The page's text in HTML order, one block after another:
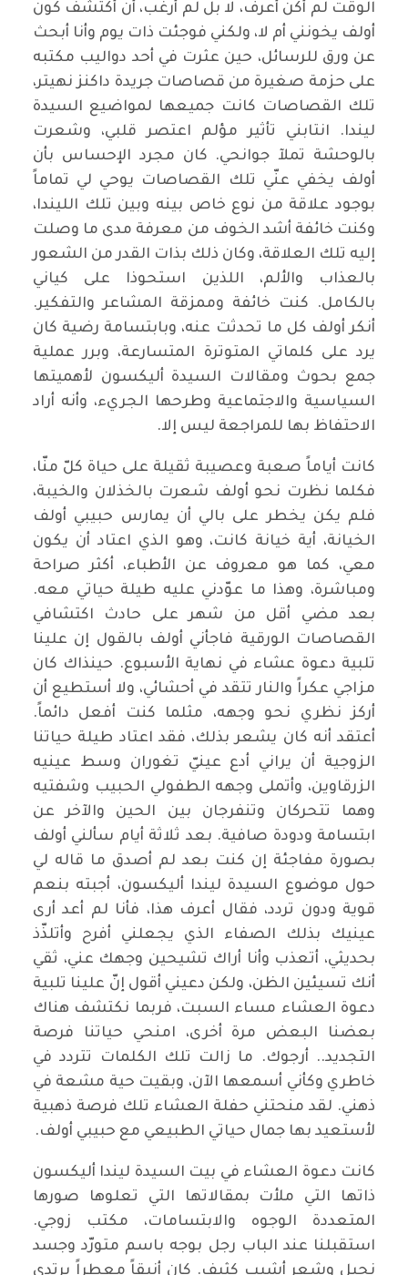
الوقت لم أكن أعرف، لا بل لم أرغب، أن أكتشف كون
أولف يخونني أم لا، ولكني فوجئت ذات يوم وأنا أبحث
عن ورق للرسائل، حين عثرت في أحد دواليب مكتبه
على حزمة صغيرة من قصاصات جريدة داكنز نهيتر،
تلك القصاصات كانت جميعها لمواضيع السيدة
ليندا. انتابني تأثير مؤلم اعتصر قلبي، وشعرت
بالوحشة تملآ جوانحي. كان مجرد الإحساس بأن
أولف يخفي عنّي تلك القصاصات يوحي لي تماماً
بوجود علاقة من نوع خاص بينه وبين تلك الليندا،
وكنت خائفة أشد الخوف من معرفة مدى ما وصلت
إليه تلك العلاقة، وكان ذلك بذات القدر من الشعور
بالعذاب والألم، اللذين استحوذا على كياني
بالكامل. كنت خائفة وممزقة المشاعر والتفكير.
أنكر أولف كل ما تحدثت عنه، وبابتسامة رضية كان
يرد على كلماتي المتوترة المتسارعة، وبرر عملية
جمع بحوث ومقالات السيدة أليكسون لأهميتها
السياسية والاجتماعية وطرحها الجريء، وأنه أراد
الاحتفاظ بها للمراجعة ليس إلا.
كانت أياماً صعبة وعصيبة ثقيلة على حياة كلّ منّا،
فكلما نظرت نحو أولف شعرت بالخذلان والخيبة،
فلم يكن يخطر على بالي أن يمارس حبيبي أولف
الخيانة، أية خيانة كانت، وهو الذي اعتاد أن يكون
معي، كما هو معروف عن الأطباء، أكثر صراحة
ومباشرة، وهذا ما عوّدني عليه طيلة حياتي معه.
بعد مضي أقل من شهر على حادث اكتشافي
القصاصات الورقية فاجأني أولف بالقول إن علينا
تلبية دعوة عشاء في نهاية الأسبوع. حينذاك كان
مزاجي عكراً والنار تتقد في أحشائي، ولا أستطيع أن
أركز نظري نحو وجهه، مثلما كنت أفعل دائماً.
أعتقد أنه كان يشعر بذلك، فقد اعتاد طيلة حياتنا
الزوجية أن يراني أدع عينيّ تغوران وسط عينيه
الزرقاوين، وأتملى وجهه الطفولي الحبيب وشفتيه
وهما تتحركان وتنفرجان بين الحين والآخر عن
ابتسامة ودودة صافية. بعد ثلاثة أيام سألني أولف
بصورة مفاجئة إن كنت بعد لم أصدق ما قاله لي
حول موضوع السيدة ليندا أليكسون، أجبته بنعم
قوية ودون تردد، فقال أعرف هذا، فأنا لم أعد أرى
عينيك بذلك الصفاء الذي يجعلني أفرح وأتلذّذ
بحديثي، أتعذب وأنا أراك تشيحين وجهك عني، ثقي
أنك تسيئين الظن، ولكن دعيني أقول إنّ علينا تلبية
دعوة العشاء مساء السبت، فربما نكتشف هناك
بعضنا البعض مرة أخرى، امنحي حياتنا فرصة
التجديد.. أرجوك. ما زالت تلك الكلمات تتردد في
خاطري وكأني أسمعها الآن، وبقيت حية مشعة في
ذهني. لقد منحتني حفلة العشاء تلك فرصة ذهبية
لأستعيد بها جمال حياتي الطبيعي مع حبيبي أولف.
كانت دعوة العشاء في بيت السيدة ليندا أليكسون
ذاتها التي ملأت بمقالاتها التي تعلوها صورها
المتعددة الوجوه والابتسامات، مكتب زوجي.
استقبلنا عند الباب رجل بوجه باسم متورّد وجسد
نحيل وشعر أشيب كثيف. كان أنيقاً معطراً يرتدي